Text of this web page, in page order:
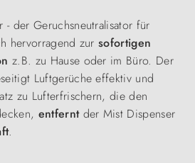
- der Geruchsneutralisator für
hervorragend zursofortigen
z.B. zu Hause oder im Büro. Der
Luftgerüche effektiv und
zu Lufterfrischern, die den
entferntder Mist Dispenser
.